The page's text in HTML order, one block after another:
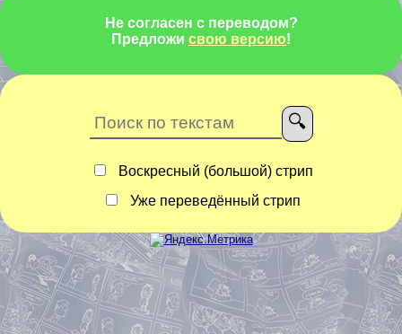
Не согласен с переводом?
Предложи свою версию!
Воскресный (большой) стрип
Уже переведённый стрип